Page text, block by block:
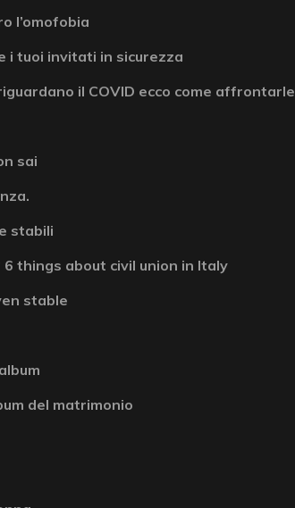
l’omofobia
i tuoi invitati in sicurezza
il COVID ecco come affrontarle
sai
stabili
things about civil union in Italy
stable
del matrimonio